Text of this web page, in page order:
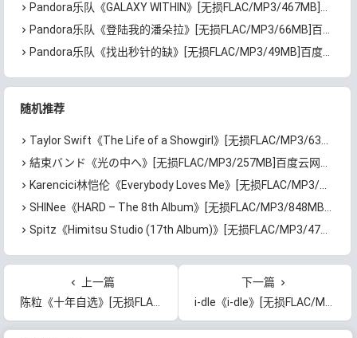
Pandora乐队《GALAXY WITHIN》[无损FLAC/MP3/467MB]百度云网盘下载
Pandora乐队《登陆我的潘朵拉》[无损FLAC/MP3/66MB]百度云网盘下载
Pandora乐队《找出秒针的缺》[无损FLAC/MP3/49MB]百度云网盘下载
随机推荐
Taylor Swift《The Life of a Showgirl》[无损FLAC/MP3/630MB]百度云网盘下载
結束バンド《光の中へ》[无损FLAC/MP3/257MB]百度云网盘下载
Karencici林恺伦《Everybody Loves Me》[无损FLAC/MP3/265MB]百度云网盘下载
SHINee《HARD – The 8th Album》[无损FLAC/MP3/848MB]百度云网盘下载
Spitz《Himitsu Studio (17th Album)》[无损FLAC/MP3/479MB]百度云网盘下载
上一篇
陈粒《十年自选》[无损FLAC/MP3/1.06GB]百度云网盘下载
下一篇
i-dle《i-dle》[无损FLAC/MP3/358MB]百度云网盘下载